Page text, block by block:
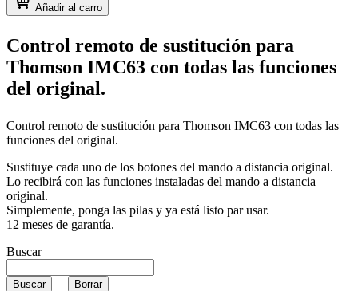
Añadir al carro
Control remoto de sustitución para
Thomson IMC63 con todas las funciones
del original.
Control remoto de sustitución para Thomson IMC63 con todas las
funciones del original.
Sustituye cada uno de los botones del mando a distancia original.
Lo recibirá con las funciones instaladas del mando a distancia
original.
Simplemente, ponga las pilas y ya está listo par usar.
12 meses de garantía.
Buscar